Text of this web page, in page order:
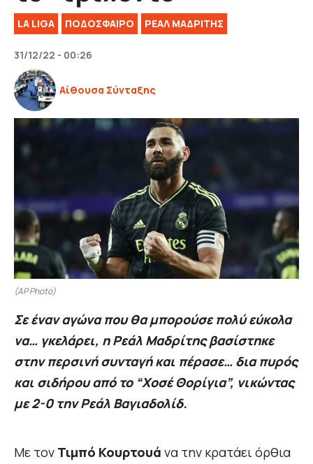
LA LIGA ΠΟΔΟΣΦΑΙΡΟ ΡΕΑΛ ΜΑΔΡΙΤΗΣ
31/12/22 - 00:26
Αίθουσα Σύνταξης
(AP Photo)
Σε έναν αγώνα που θα μπορούσε πολύ εύκολα
να… γκελάρει, η Ρεάλ Μαδρίτης βασίστηκε
στην περσινή συνταγή και πέρασε… δια πυρός
και σιδήρου από το “Χοσέ Θορίγια”, νικώντας
με 2-0 την Ρεάλ Βαγιαδολίδ.
Με τον Τιμπό Κουρτουά να την κρατάει όρθια